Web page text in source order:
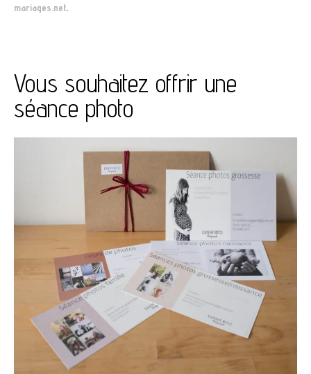
mariages.net.
Vous souhaitez offrir une
séance photo